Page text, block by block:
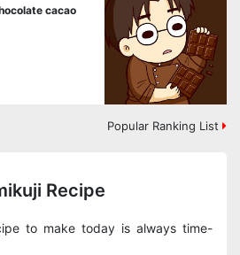
cacao
Popular Ranking List
Recipe
to make today is always time-